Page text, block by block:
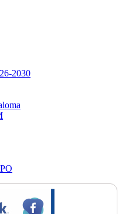
2030